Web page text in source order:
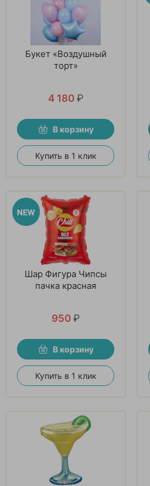
Букет «Воздушный
торт»
4 180 ₽
В корзину
Купить в 1 клик
Шар Фигура Чипсы
пачка красная
950 ₽
В корзину
Купить в 1 клик